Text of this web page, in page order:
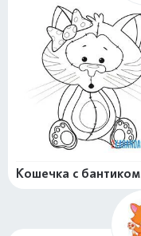
Кошечка с бантиком